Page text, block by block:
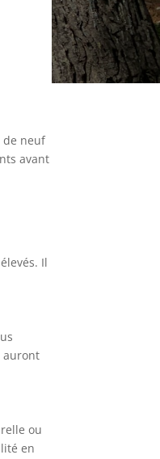
de neuf
avant
Il
auront
ou
en